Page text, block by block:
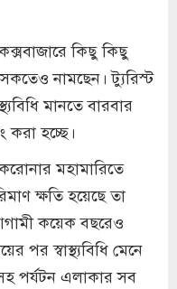
কিছু কিছু
নামছেন। ট্যুরিস্ট
মানতে বারবার
করা হচ্ছে।
মহামারিতে
ক্ষতি হয়েছে তা
কয়েক বছরেও
পর স্বাস্থ্যবিধি মেনে
পর্যটন এলাকার সব